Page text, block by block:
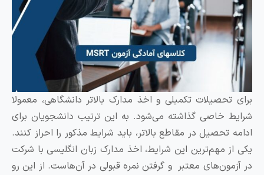
تحصیلات تکمیلی و اخذ مدارک بالاتر دانشگاهی، معمولا
خاصی گذاشته می‌شود. به این ترتیب دانشجویان برای
تحصیل در مقاطع بالاتر، باید شرایط مذکور را احراز کنند.
از مهم‌ترین این شرایط، اخذ مدارک زبان انگلیسی با شرکت
آزمون‌های معتبر و گرفتن نمره قبولی در آن‌هاست. از این ‌رو